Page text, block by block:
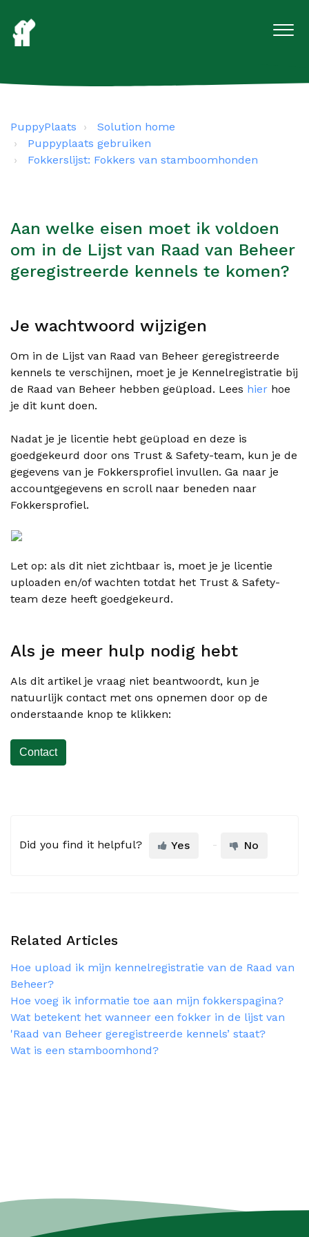
PuppyPlaats
Solution home
Puppyplaats gebruiken
Fokkerslijst: Fokkers van stamboomhonden
Aan welke eisen moet ik voldoen
om in de Lijst van Raad van Beheer
geregistreerde kennels te komen?
Je wachtwoord wijzigen
Om in de Lijst van Raad van Beheer geregistreerde
kennels te verschijnen, moet je je Kennelregistratie bij
de Raad van Beheer hebben geüpload. Lees hier hoe
je dit kunt doen.
Nadat je je licentie hebt geüpload en deze is
goedgekeurd door ons Trust & Safety-team, kun je de
gegevens van je Fokkersprofiel invullen. Ga naar je
accountgegevens en scroll naar beneden naar
Fokkersprofiel.
Let op: als dit niet zichtbaar is, moet je je licentie
uploaden en/of wachten totdat het Trust & Safety-
team deze heeft goedgekeurd.
Als je meer hulp nodig hebt
Als dit artikel je vraag niet beantwoordt, kun je
natuurlijk contact met ons opnemen door op de
onderstaande knop te klikken:
Contact
Did you find it helpful? Yes No
Related Articles
Hoe upload ik mijn kennelregistratie van de Raad van
Beheer?
Hoe voeg ik informatie toe aan mijn fokkerspagina?
Wat betekent het wanneer een fokker in de lijst van
'Raad van Beheer geregistreerde kennels’ staat?
Wat is een stamboomhond?